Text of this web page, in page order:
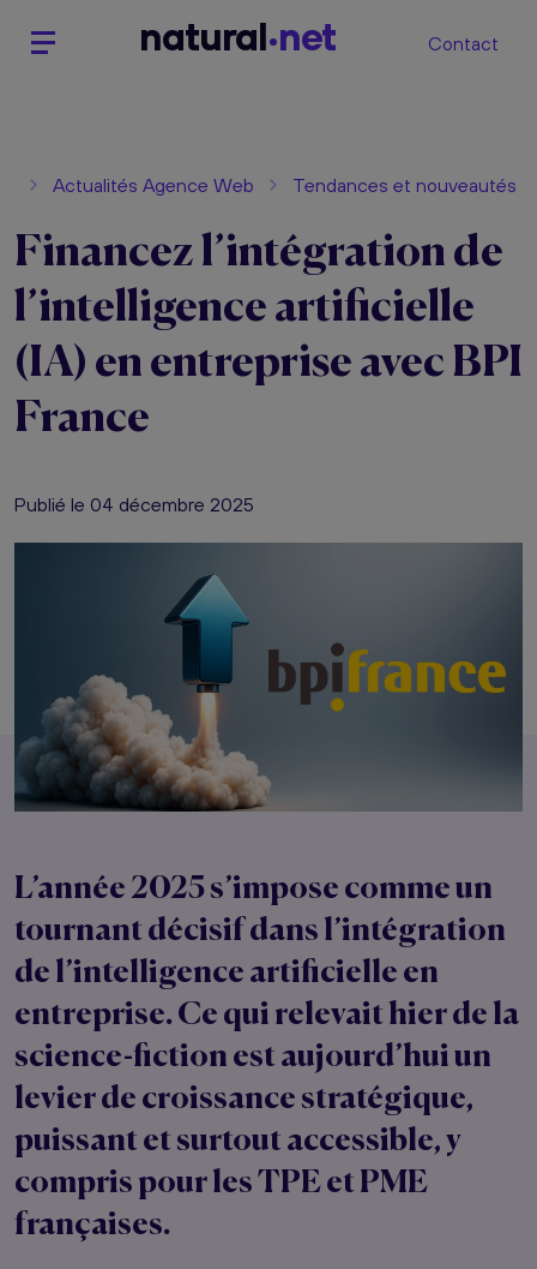
natural net Contact
Actualités Agence Web Tendances et nouveautés
Financez l’intégration de
l’intelligence artificielle
(IA) en entreprise avec BPI
France
Publié le 04 décembre 2025
L’année 2025 s’impose comme un
tournant décisif dans l’intégration
de l’intelligence artificielle en
entreprise. Ce qui relevait hier de la
science-fiction est aujourd’hui un
levier de croissance stratégique,
puissant et surtout accessible, y
compris pour les TPE et PME
françaises.